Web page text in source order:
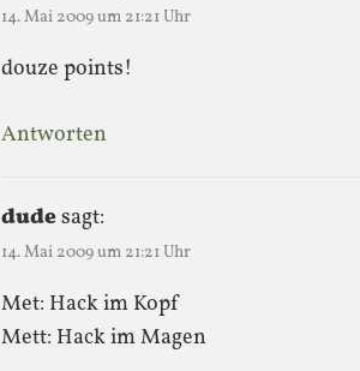
14. Mai 2009 um 21:21 Uhr
douze points!
Antworten
dudesagt:
14. Mai 2009 um 21:21 Uhr
Met: Hack im Kopf
Mett: Hack im Magen